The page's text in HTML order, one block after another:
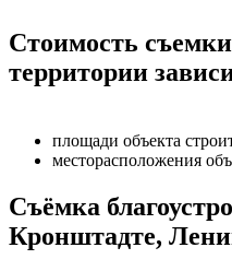
Стоимость съемки
территории
площади объекта
месторасположения
Съёмка
Кронштадте,